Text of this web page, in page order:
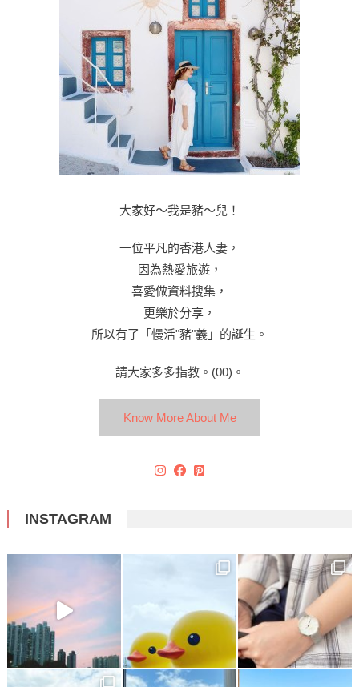
大家好～我是豬～兒！
一位平凡的香港人妻，
因為熱愛旅遊，
喜愛做資料搜集，
更樂於分享，
所以有了「慢活"豬"義」的誕生。
請大家多多指教。(00)。
Know More About Me
INSTAGRAM